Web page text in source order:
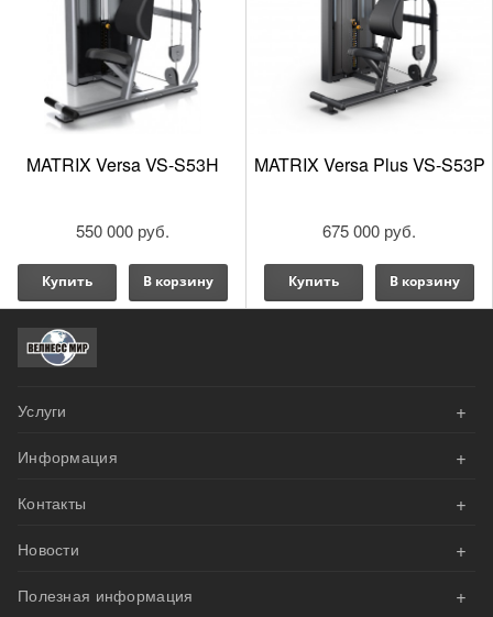
Карта выполнения упражнений.
Держатель для полотенца, бутылки и блокнота.
Кожух полной защиты.
MATRIX Versa VS-S53H
550 000 руб.
Купить В корзину
MATRIX Versa Plus VS-S53P
675 000 руб.
Купить В корзину
Услуги +
АКЦИИ
Велнесс Дизайн
Наши проекты
Информация +
Оплата
Доставка и сборка
Гарантия
Контакты +
Напишите нам эл.письмо
Мы вам перезвоним
Новости +
Реализован проект приватного фитнес-зала на базе
Полезная информация +